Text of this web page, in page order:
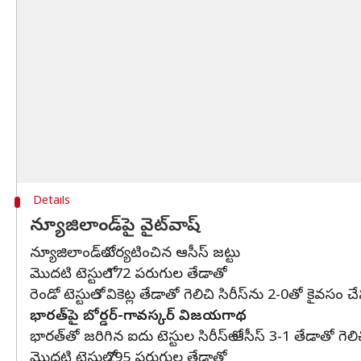
Details
న్యూజిలాండ్‌పై వైట్‌వాష్
న్యూజిలాండ్‌లో పర్యటించిన ఆసీస్‌ జట్టు
మొదటి టెస్టులో 172 పరుగుల తేడాతో
రెండో టెస్టులో 3 వికెట్ల తేడాతో గెలిచి సిరీస్‌ను 2-0తో కైవసం
భారత్‌పై బోర్డర్-గావస్కర్‌ విజయగాథ
భారత్‌తో జరిగిన ఐదు టెస్టుల సిరీస్‌లో ఆసీస్ 3-1 తేడాతో